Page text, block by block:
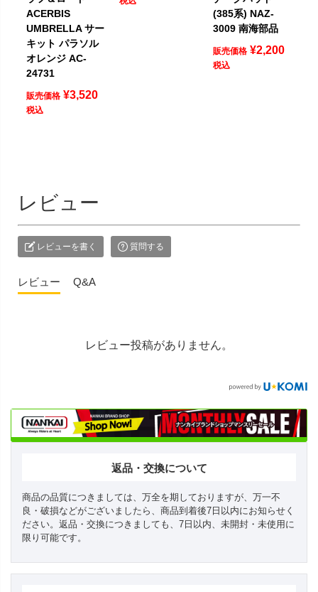
ACERBIS
UMBRELLA サー
キット パラソル
オレンジ AC-
24731
販売価格 ¥3,520
税込
(385系) NAZ-
3009 南海部品
販売価格 ¥2,200
税込
レビュー
レビューを書く 質問する
レビュー Q&A
レビュー投稿がありません。
返品・交換について
商品の品質につきましては、万全を期しておりますが、万一不
良・破損などがございましたら、商品到着後7日以内にお知らせく
ださい。返品・交換につきましても、7日以内、未開封・未使用に
限り可能です。